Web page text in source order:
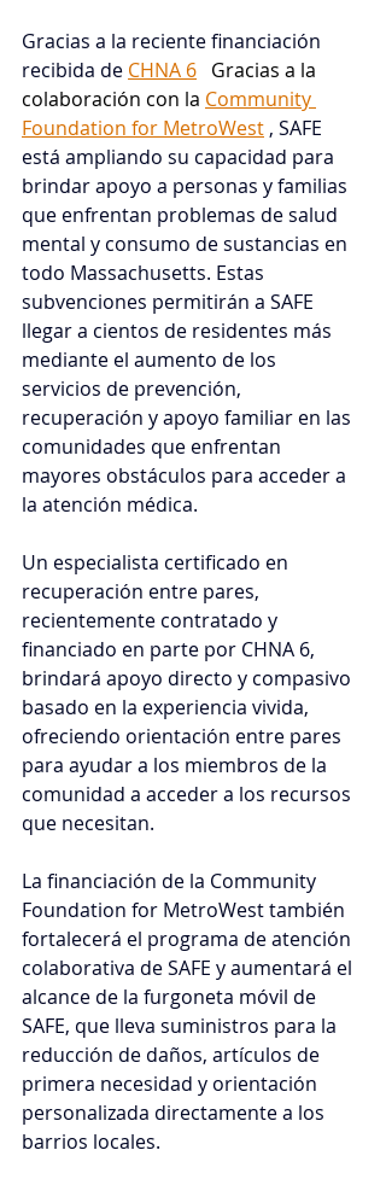
Gracias a la reciente financiación
recibida de CHNA 6 Gracias a la
colaboración con la Community
Foundation for MetroWest , SAFE
está ampliando su capacidad para
brindar apoyo a personas y familias
que enfrentan problemas de salud
mental y consumo de sustancias en
todo Massachusetts. Estas
subvenciones permitirán a SAFE
llegar a cientos de residentes más
mediante el aumento de los
servicios de prevención,
recuperación y apoyo familiar en las
comunidades que enfrentan
mayores obstáculos para acceder a
la atención médica.
Un especialista certificado en
recuperación entre pares,
recientemente contratado y
financiado en parte por CHNA 6,
brindará apoyo directo y compasivo
basado en la experiencia vivida,
ofreciendo orientación entre pares
para ayudar a los miembros de la
comunidad a acceder a los recursos
que necesitan.
La financiación de la Community
Foundation for MetroWest también
fortalecerá el programa de atención
colaborativa de SAFE y aumentará el
alcance de la furgoneta móvil de
SAFE, que lleva suministros para la
reducción de daños, artículos de
primera necesidad y orientación
personalizada directamente a los
barrios locales.